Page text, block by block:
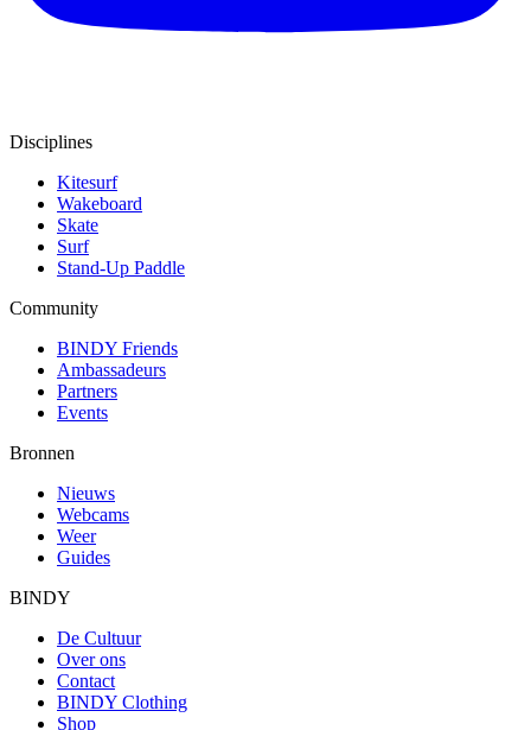
Disciplines
Kitesurf
Wakeboard
Skate
Surf
Stand-Up Paddle
Community
BINDY Friends
Ambassadeurs
Partners
Events
Bronnen
Nieuws
Webcams
Weer
Guides
BINDY
De Cultuur
Over ons
Contact
BINDY Clothing
Shop